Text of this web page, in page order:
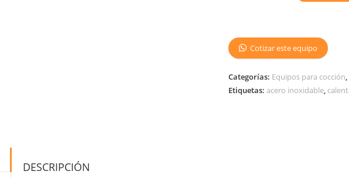
Cotizar este equipo
Categorías: Equipos para cocción,
Etiquetas: acero inoxidable,
DESCRIPCIÓN